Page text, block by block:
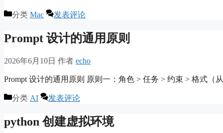
分类 Mac 发表评论
Prompt 设计的通用原则
2026年6月10日 作者 echo
Prompt 设计的通用原则 原则一：角色 > 任务 > 约束 > 格式
分类 AI 发表评论
python 创建虚拟环境